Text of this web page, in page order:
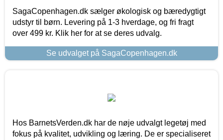
SagaCopenhagen.dk sælger økologisk og bæredygtigt
udstyr til børn. Levering på 1-3 hverdage, og fri fragt
over 499 kr. Klik her for at se deres udvalg.
Se udvalget på SagaCopenhagen.dk
Hos BarnetsVerden.dk har de nøje udvalgt legetøj med
fokus på kvalitet, udvikling og læring. De er specialiseret